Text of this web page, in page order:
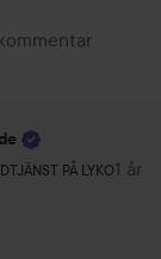
PÅ LYKO
roll: 1 år